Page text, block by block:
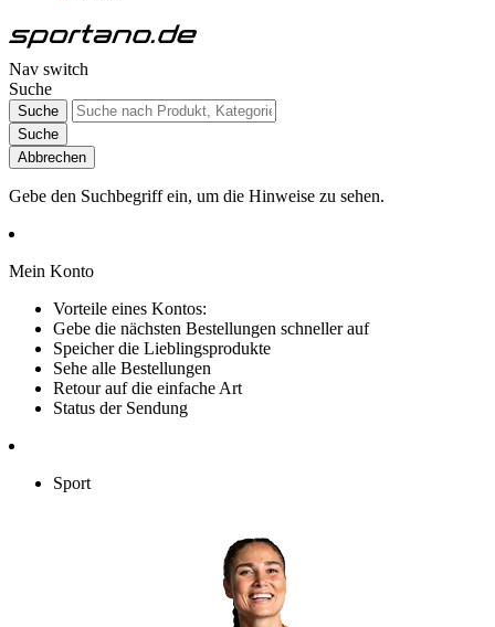
Nav switch
Suche
Suche
Suche
Abbrechen
Gebe den Suchbegriff ein, um die Hinweise zu sehen.
Mein Konto
Vorteile eines Kontos:
Gebe die nächsten Bestellungen schneller auf
Speicher die Lieblingsprodukte
Sehe alle Bestellungen
Retour auf die einfache Art
Status der Sendung
Sport